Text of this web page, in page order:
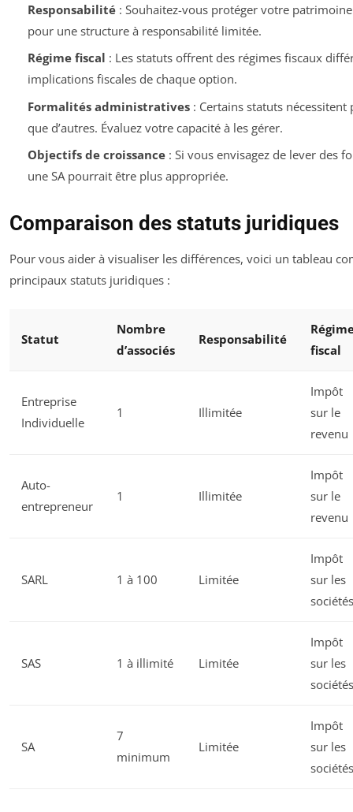
Responsabilité: Souhaitez-vous protéger votre
pour une structure à responsabilité limitée.
Régime fiscal : Les statuts offrent des régimes fiscaux
implications fiscales de chaque option.
Formalités administratives: Certains statuts nécessitent
que d’autres. Évaluez votre capacité à les gérer.
Objectifs de croissance: Si vous envisagez de lever des
une SA pourrait être plus appropriée.
Comparaison des statuts juridiques
Pour vous aider à visualiser les différences, voici un tableau
principaux statuts juridiques :
Statut
Nombre
d’associés
Responsabilité
fiscal
Entreprise
Individuelle
1 Illimitée
Impôt
sur le
revenu
Auto-
entrepreneur
1 Illimitée
Impôt
sur le
revenu
SARL 1 à 100 Limitée
Impôt
sur les
sociétés
SAS 1 à illimité Limitée
Impôt
sur les
sociétés
SA
7
minimum
Limitée
Impôt
sur les
sociétés